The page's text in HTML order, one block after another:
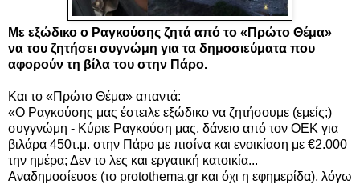
Με εξώδικο ο Ραγκούσης ζητά από το «Πρώτο Θέμα»
να του ζητήσει συγνώμη για τα δημοσιεύματα που
αφορούν τη βίλα του στην Πάρο.
Και το «Πρώτο Θέμα» απαντά:
«Ο Ραγκούσης μας έστειλε εξώδικο να ζητήσουμε (εμείς;)
συγγνώμη - Κύριε Ραγκούση μας, δάνειο από τον ΟΕΚ για
βιλάρα 450τ.μ. στην Πάρο με πισίνα και ενοικίαση με €2.000
την ημέρα; Δεν το λες και εργατική κατοικία...
Αναδημοσίευσε (το protothema.gr και όχι η εφημερίδα), λόγω